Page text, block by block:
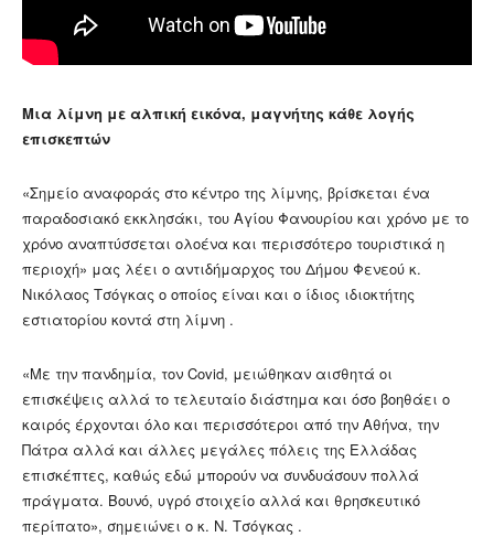
Μια λίμνη με αλπική εικόνα, μαγνήτης κάθε λογής
επισκεπτών
«Σημείο αναφοράς στο κέντρο της λίμνης, βρίσκεται ένα
παραδοσιακό εκκλησάκι, του Αγίου Φανουρίου και χρόνο με το
χρόνο αναπτύσσεται ολοένα και περισσότερο τουριστικά η
περιοχή» μας λέει ο αντιδήμαρχος του Δήμου Φενεού κ.
Νικόλαος Τσόγκας ο οποίος είναι και ο ίδιος ιδιοκτήτης
εστιατορίου κοντά στη λίμνη .
«Με την πανδημία, τον Covid, μειώθηκαν αισθητά οι
επισκέψεις αλλά το τελευταίο διάστημα και όσο βοηθάει ο
καιρός έρχονται όλο και περισσότεροι από την Αθήνα, την
Πάτρα αλλά και άλλες μεγάλες πόλεις της Ελλάδας
επισκέπτες, καθώς εδώ μπορούν να συνδυάσουν πολλά
πράγματα. Βουνό, υγρό στοιχείο αλλά και θρησκευτικό
περίπατο», σημειώνει ο κ. Ν. Τσόγκας .